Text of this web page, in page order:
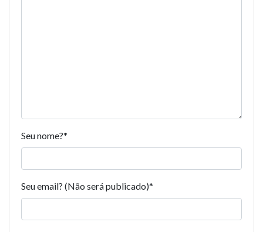
Seu nome?*
Seu email? (Não será publicado)*